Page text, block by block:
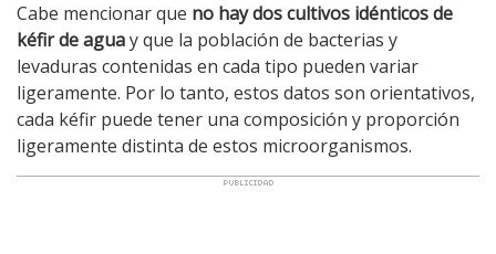
Cabe mencionar que no hay dos cultivos idénticos de
kéfir de aguay que la población de bacterias y
levaduras contenidas en cada tipo pueden variar
ligeramente. Por lo tanto, estos datos son orientativos,
cada kéfir puede tener una composición y proporción
ligeramente distinta de estos microorganismos.